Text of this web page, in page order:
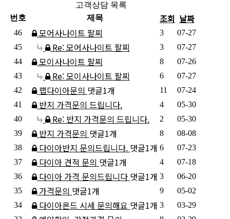
고객상담 목록
번호
제목 조회 날짜
46 모어사나이트 팔찌 3
07-27
45
Re: 모어사나이트 팔찌 3
07-27
44
모이사나이트 팔찌 8
07-26
43
Re: 모이사나이트 팔찌 6
07-27
42
랩다이아문의 댓글1개 11
07-24
41
반지 가격문의 드립니다. 4
05-30
40
Re: 반지 가격문의 드립니다. 2
05-30
39
반지 가격문의 댓글1개 8
08-08
38
다이아반지 문의드립니다. 댓글1개 6
07-23
37
다이아 견적 문의 댓글1개 4
07-18
36
다이아 가격 문의드립니다 댓글1개 3
06-20
35
가격문의 댓글1개 9
05-02
34
다이아몬드 시세 문의해요 댓글1개 3
03-29